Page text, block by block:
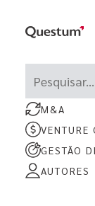
Este é um
Não há
M&A
VENTURE
GESTÃO
AUTORES